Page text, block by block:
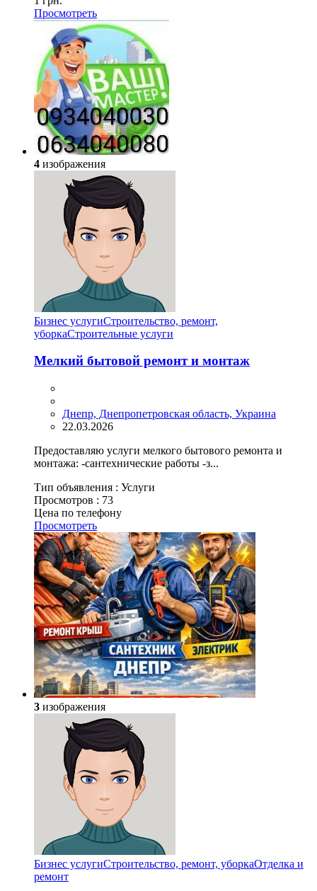
Просмотреть
4 изображения
Бизнес услугиСтроительство, ремонт,
уборкаCтроительные услуги
Мелкий бытовой ремонт и монтаж
Днепр, Днепропетровская область, Украина
22.03.2026
Предоставляю услуги мелкого бытового ремонта и
монтажа: -сантехнические работы -з...
Тип объявления : Услуги
Просмотров : 73
Цена по телефону
Просмотреть
3 изображения
Бизнес услугиСтроительство, ремонт, уборкаОтделка и
ремонт